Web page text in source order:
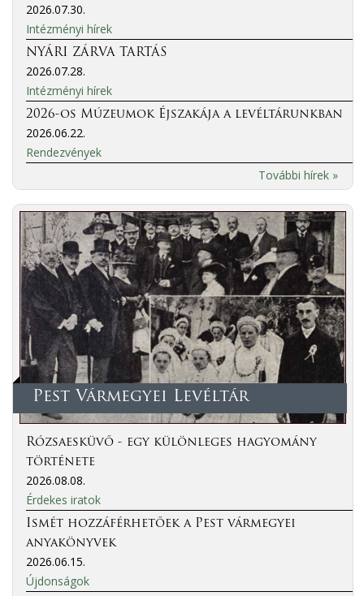
2026.07.30.
Intézményi hírek
NYÁRI ZÁRVA TARTÁS
2026.07.28.
Intézményi hírek
2026-os Múzeumok Éjszakája a levéltárunkban
2026.06.22.
Rendezvények
További hírek »
Pest Vármegyei Levéltár
Rózsaesküvő - egy különleges hagyomány
története
2026.08.08.
Érdekes iratok
Ismét hozzáférhetőek a Pest vármegyei
anyakönyvek
2026.06.15.
Újdonságok